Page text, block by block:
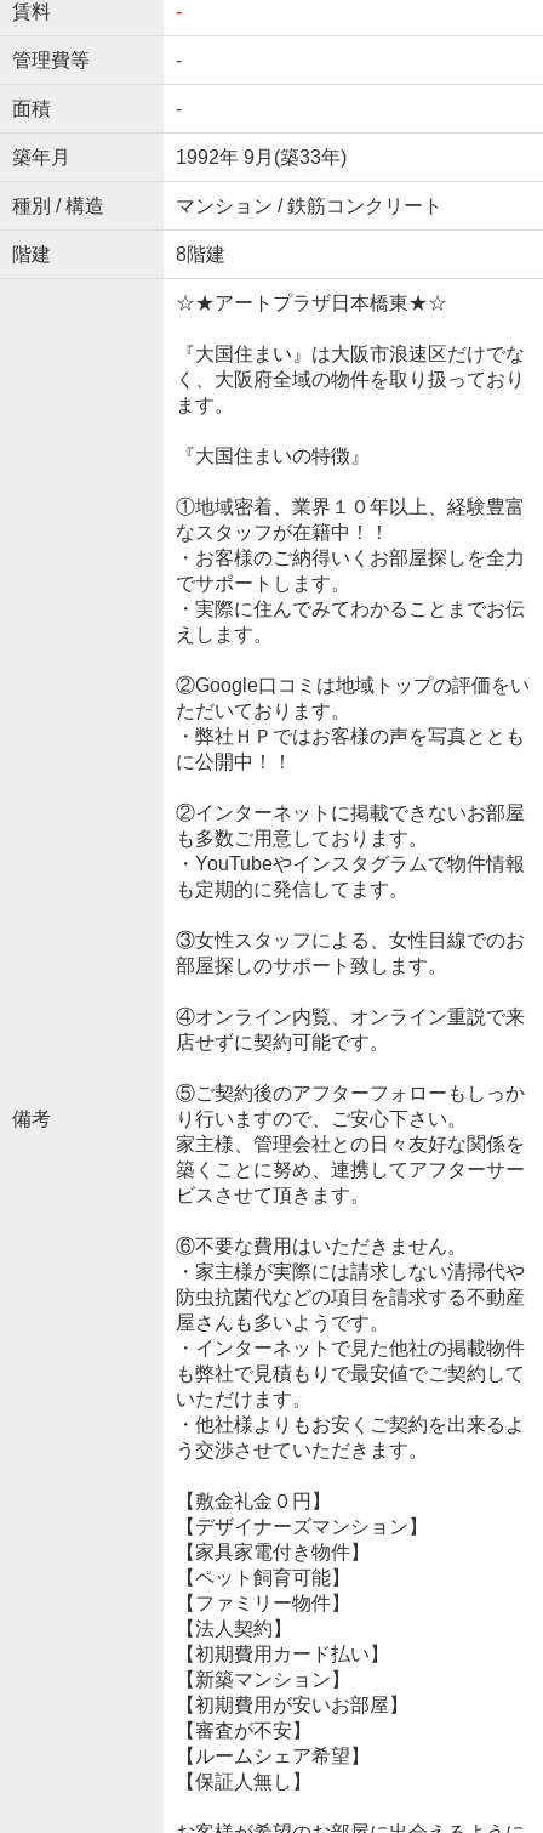
賃料 -
管理費等 -
面積 -
築年月 1992年 9月(築33年)
種別 / 構造 マンション / 鉄筋コンクリート
階建 8階建
備考
☆★アートプラザ日本橋東★☆
『大国住まい』は大阪市浪速区だけでな
く、大阪府全域の物件を取り扱っており
ます。
『大国住まいの特徴』
①地域密着、業界１０年以上、経験豊富
なスタッフが在籍中！！
・お客様のご納得いくお部屋探しを全力
でサポートします。
・実際に住んでみてわかることまでお伝
えします。
②Google口コミは地域トップの評価をい
ただいております。
・弊社ＨＰではお客様の声を写真ととも
に公開中！！
②インターネットに掲載できないお部屋
も多数ご用意しております。
・YouTubeやインスタグラムで物件情報
も定期的に発信してます。
③女性スタッフによる、女性目線でのお
部屋探しのサポート致します。
④オンライン内覧、オンライン重説で来
店せずに契約可能です。
⑤ご契約後のアフターフォローもしっか
り行いますので、ご安心下さい。
家主様、管理会社との日々友好な関係を
築くことに努め、連携してアフターサー
ビスさせて頂きます。
⑥不要な費用はいただきません。
・家主様が実際には請求しない清掃代や
防虫抗菌代などの項目を請求する不動産
屋さんも多いようです。
・インターネットで見た他社の掲載物件
も弊社で見積もりで最安値でご契約して
いただけます。
・他社様よりもお安くご契約を出来るよ
う交渉させていただきます。
【敷金礼金０円】
【デザイナーズマンション】
【家具家電付き物件】
【ペット飼育可能】
【ファミリー物件】
【法人契約】
【初期費用カード払い】
【新築マンション】
【初期費用が安いお部屋】
【審査が不安】
【ルームシェア希望】
【保証人無し】